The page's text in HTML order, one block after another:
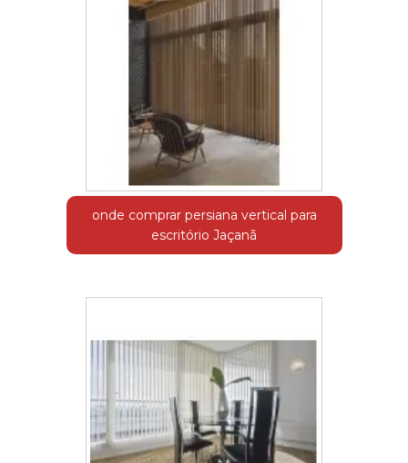
onde comprar persiana vertical para
escritório Jaçanã